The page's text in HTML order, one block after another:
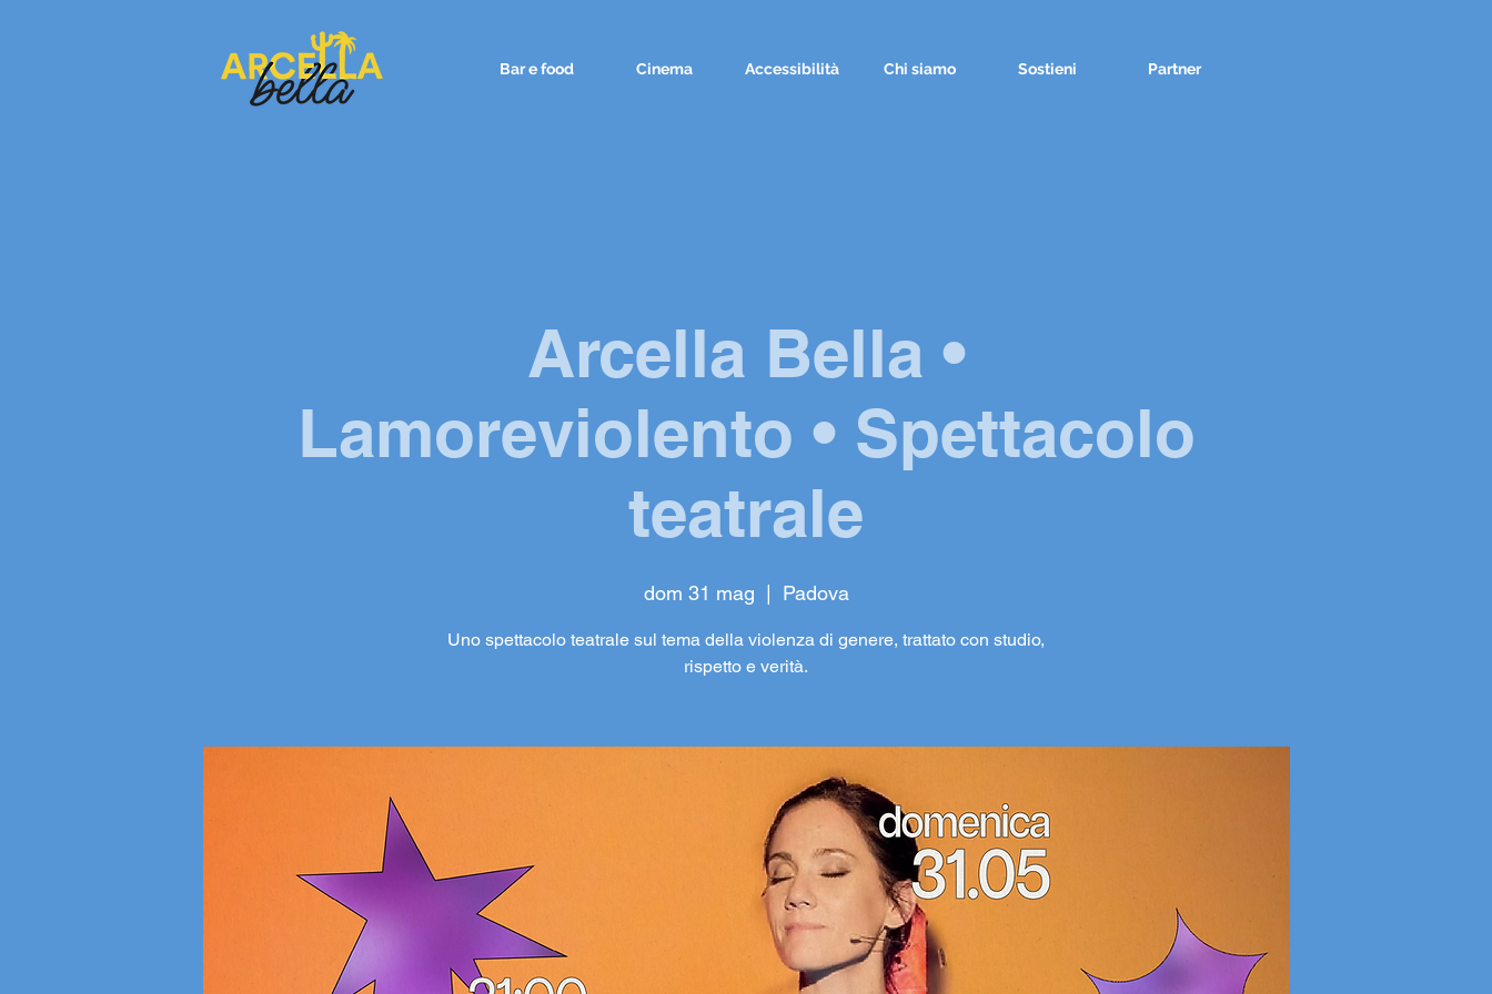
Bar e food Cinema Accessibilità Chi siamo Sostieni Partner
Arcella Bella •
Lamoreviolento • Spettacolo
teatrale
dom 31 mag Padova
Uno spettacolo teatrale sul tema della violenza di genere, trattato con studio,
rispetto e verità.